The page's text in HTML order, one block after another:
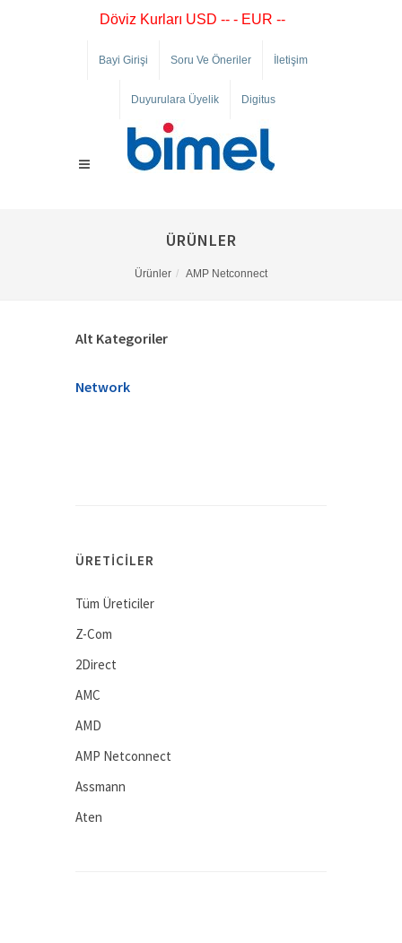
Döviz Kurları USD -- - EUR --
Bayi Girişi Soru Ve Öneriler İletişim
Duyurulara Üyelik Digitus
ÜRÜNLER
Ürünler AMP Netconnect
Alt Kategoriler
Network
ÜRETICILER
Tüm Üreticiler
Z-Com
2Direct
AMC
AMD
AMP Netconnect
Assmann
Aten